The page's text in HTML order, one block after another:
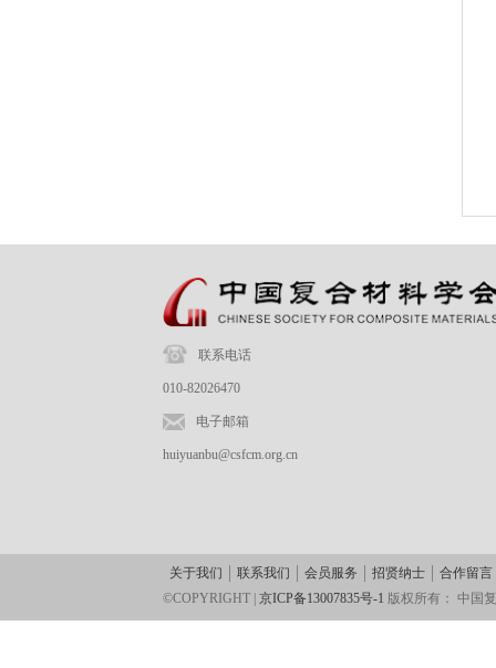
联系电话
010-82026470
电子邮箱
huiyuanbu@csfcm.org.cn
关于我们 联系我们 会员服务 招贤纳士
合作留言
©COPYRIGHT | 京ICP备13007835号-1 版权所有： 中国